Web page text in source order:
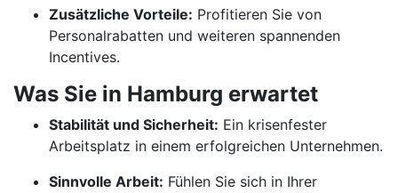
Zusätzliche Vorteile: Profitieren Sie von
Personalrabatten und weiteren spannenden
Incentives.
Was Sie in Hamburg erwartet
Stabilität und Sicherheit: Ein krisenfester
Arbeitsplatz in einem erfolgreichen Unternehmen.
Sinnvolle Arbeit: Fühlen Sie sich in Ihrer